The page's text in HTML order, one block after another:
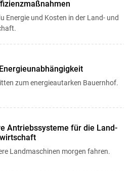
Energie und Kosten in der Land- und
zum energieautarken Bauernhof.
Antriebssysteme für die Land-
Landmaschinen morgen fahren.